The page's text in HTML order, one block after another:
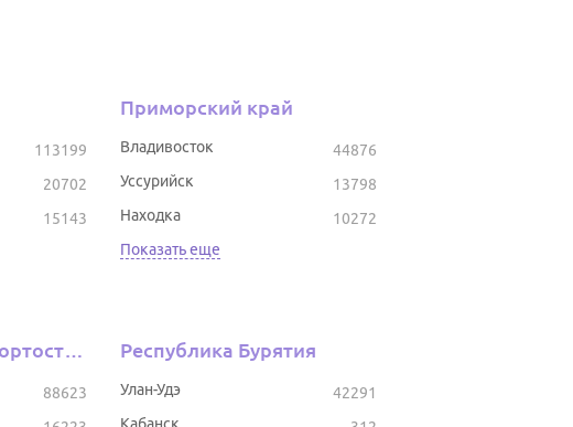
113199
20702
15143
Приморский край
44876
Владивосток
13798
Уссурийск
10272
Находка
Показать еще
Республика Башкортостан
88623
Республика Бурятия
42291
Улан-Удэ